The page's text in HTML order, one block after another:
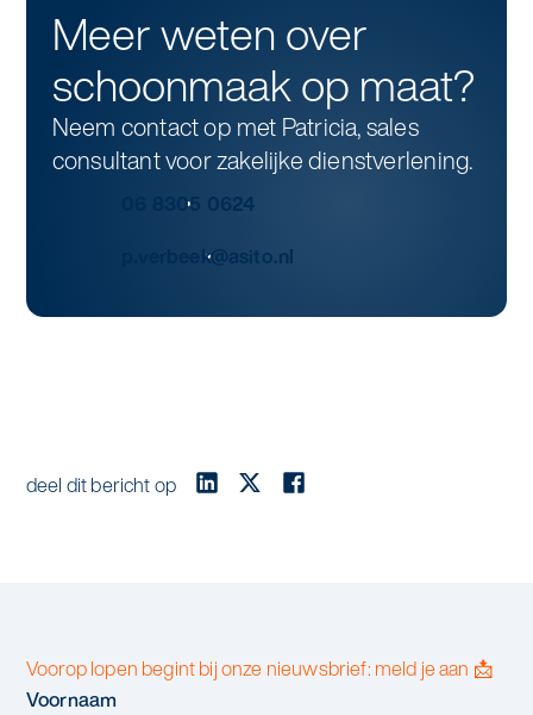
Meer weten over
schoonmaak op maat?
Neem contact op met Patricia, sales
consultant voor zakelijke dienstverlening.
06 8305 0624
p.verbeek@asito.nl
deel dit bericht op
Voorop lopen begint bij onze nieuwsbrief: meld je aan 📩
Voornaam